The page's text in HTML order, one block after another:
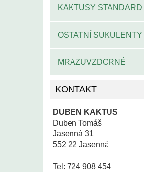
KAKTUSY STANDARD
OSTATNÍ SUKULENTY
MRAZUVZDORNÉ
KONTAKT
DUBEN KAKTUS
Duben Tomáš
Jasenná 31
552 22 Jasenná
Tel: 724 908 454